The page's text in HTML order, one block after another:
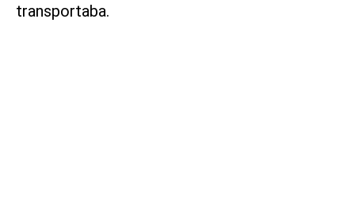
transportaba.